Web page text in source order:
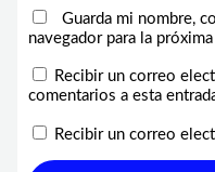
Guarda mi nombre,
navegador para la
Recibir un correo
comentarios a esta
Recibir un correo